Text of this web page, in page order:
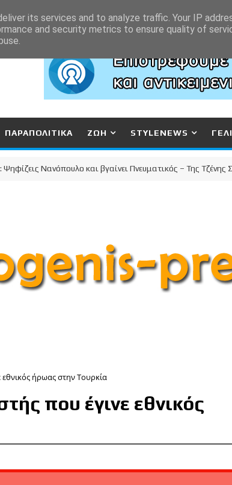
ΠΑΡΑΠΟΛΙΤΙΚΑ ΖΩΗ STYLENEWS
Νανόπουλο και βγαίνει Πνευματικός – Της Τζένης Σουκαρά
ήρωας στην Τουρκία
που έγινε εθνικός
its services and to analyze traffic. Your IP
and security metrics to ensure quality of